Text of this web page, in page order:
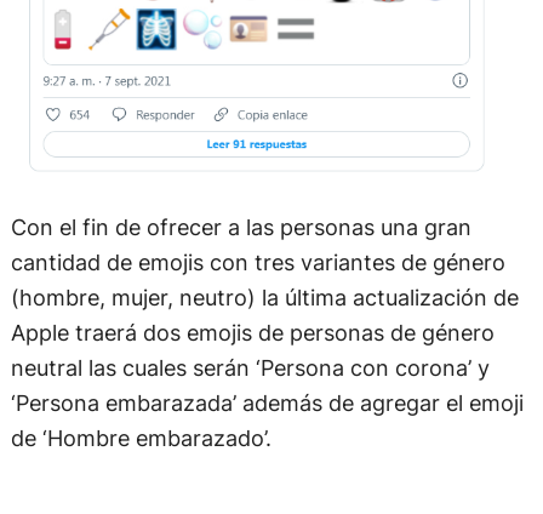
Con el fin de ofrecer a las personas una gran
cantidad de emojis con tres variantes de género
(hombre, mujer, neutro) la última actualización de
Apple traerá dos emojis de personas de género
neutral las cuales serán ‘Persona con corona’ y
‘Persona embarazada’ además de agregar el emoji
de ‘Hombre embarazado’.